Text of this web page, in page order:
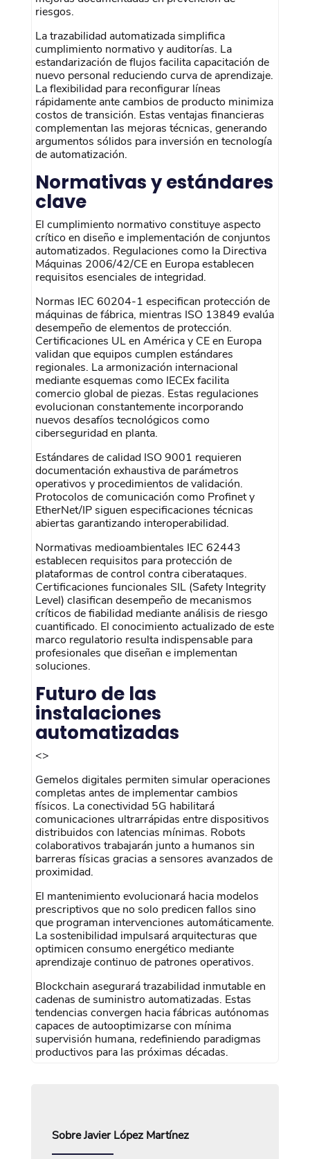
riesgos.
La trazabilidad automatizada simplifica
cumplimiento normativo y auditorías. La
estandarización de flujos facilita capacitación de
nuevo personal reduciendo curva de aprendizaje.
La flexibilidad para reconfigurar líneas
rápidamente ante cambios de producto minimiza
costos de transición. Estas ventajas financieras
complementan las mejoras técnicas, generando
argumentos sólidos para inversión en tecnología
de automatización.
Normativas y estándares
clave
El cumplimiento normativo constituye aspecto
crítico en diseño e implementación de conjuntos
automatizados. Regulaciones como la Directiva
Máquinas 2006/42/CE en Europa establecen
requisitos esenciales de integridad.
Normas IEC 60204-1 especifican protección de
máquinas de fábrica, mientras ISO 13849 evalúa
desempeño de elementos de protección.
Certificaciones UL en América y CE en Europa
validan que equipos cumplen estándares
regionales. La armonización internacional
mediante esquemas como IECEx facilita
comercio global de piezas. Estas regulaciones
evolucionan constantemente incorporando
nuevos desafíos tecnológicos como
ciberseguridad en planta.
Estándares de calidad ISO 9001 requieren
documentación exhaustiva de parámetros
operativos y procedimientos de validación.
Protocolos de comunicación como Profinet y
EtherNet/IP siguen especificaciones técnicas
abiertas garantizando interoperabilidad.
Normativas medioambientales IEC 62443
establecen requisitos para protección de
plataformas de control contra ciberataques.
Certificaciones funcionales SIL (Safety Integrity
Level) clasifican desempeño de mecanismos
críticos de fiabilidad mediante análisis de riesgo
cuantificado. El conocimiento actualizado de este
marco regulatorio resulta indispensable para
profesionales que diseñan e implementan
soluciones.
Futuro de las
instalaciones
automatizadas
<>
Gemelos digitales permiten simular operaciones
completas antes de implementar cambios
físicos. La conectividad 5G habilitará
comunicaciones ultrarrápidas entre dispositivos
distribuidos con latencias mínimas. Robots
colaborativos trabajarán junto a humanos sin
barreras físicas gracias a sensores avanzados de
proximidad.
El mantenimiento evolucionará hacia modelos
prescriptivos que no solo predicen fallos sino
que programan intervenciones automáticamente.
La sostenibilidad impulsará arquitecturas que
optimicen consumo energético mediante
aprendizaje continuo de patrones operativos.
Blockchain asegurará trazabilidad inmutable en
cadenas de suministro automatizadas. Estas
tendencias convergen hacia fábricas autónomas
capaces de autooptimizarse con mínima
supervisión humana, redefiniendo paradigmas
productivos para las próximas décadas.
SobreJavier López Martínez